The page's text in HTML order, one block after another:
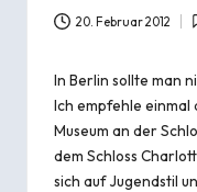
e
h
r
20. Februar 2012
In Berlin sollte man
Ich empfehle einmal
Museum an der
dem Schloss
sich auf Jugendstil